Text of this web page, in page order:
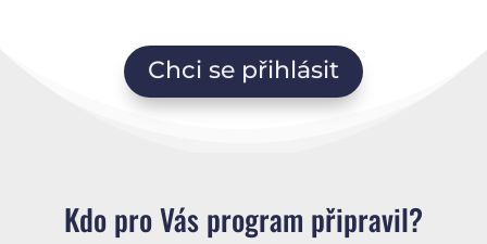
Chci se přihlásit
Kdo pro Vás program připravil?